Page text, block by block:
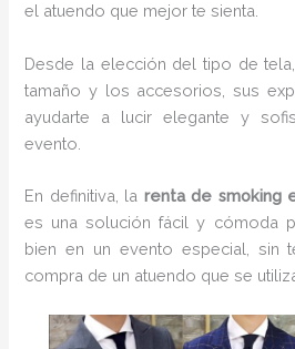
el atuendo que mejor te sienta.
Desde la elección del tipo de
tamaño y los accesorios, sus
ayudarte a lucir elegante y
evento.
En definitiva, la renta de smoking
es una solución fácil y cómoda
bien en un evento especial, sin
compra de un atuendo que se